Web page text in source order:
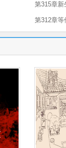
第315章新
第312章等